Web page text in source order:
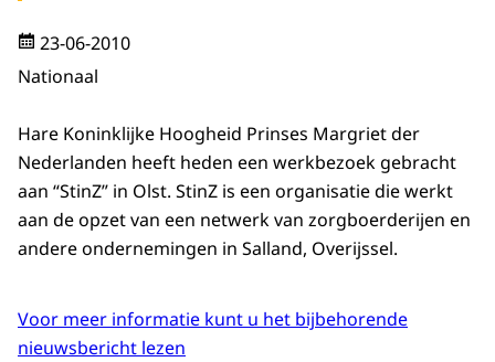
23-06-2010
Nationaal
Hare Koninklijke Hoogheid Prinses Margriet der
Nederlanden heeft heden een werkbezoek gebracht
aan “StinZ” in Olst. StinZ is een organisatie die werkt
aan de opzet van een netwerk van zorgboerderijen en
andere ondernemingen in Salland, Overijssel.
Voor meer informatie kunt u het bijbehorende
nieuwsbericht lezen